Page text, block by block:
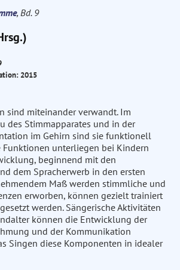
, Bd. 9
2015
sind miteinander verwandt. Im
des Stimmapparates und in der
im Gehirn sind sie funktionell
Funktionen unterliegen bei Kindern
beginnend mit den
dem Spracherwerb in den ersten
Maß werden stimmliche und
erworben, können gezielt trainiert
werden. Sängerische Aktivitäten
können die Entwicklung der
und der Kommunikation
Singen diese Komponenten in idealer